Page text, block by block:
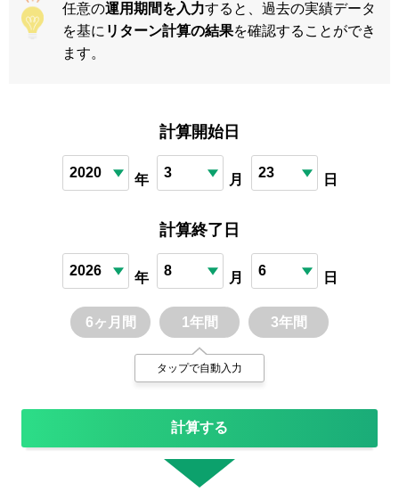
任意の運用期間を入力すると、過去の実績データ
を基に リターン計算の結果を確認することができ
ます。
計算開始日
年 月 日
計算終了日
年 月 日
6ヶ月間 1年間 3年間
タップで自動入力
計算する